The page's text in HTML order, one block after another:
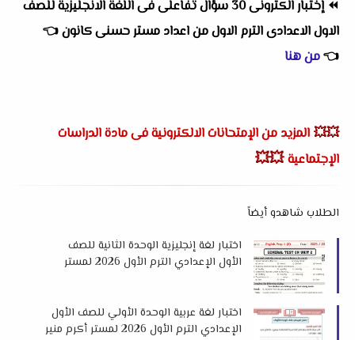
⏪
إختبار الكترونى 30 سؤال تفاعلى فى اللغة الانجليزية للصف
الاول الاعدادى الترم الاولمن اعداد مستر حسنى كانون👈
👈من هنا
💥💥 المزيد من الإمتحانات الالكترونية فى مادة الدراسات
الإجتماعية 💥💥
الطلاب شاهدو أيضاً
اختبار لغة إنجليزية الوحدة الثانية للصف
الأول الإعدادي الترم الأول 2026 لمستر
اختبار لغة عربية الوحدة الأولي للصف الأول
الإعدادي الترم الأول 2026 لمستر أكرم منير